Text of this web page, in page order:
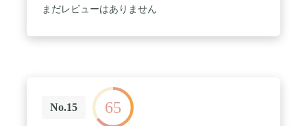
が含まれています。 / FlyteFoamミッドソールテクノ
障を軽減します。
まだレビューはありません
No.15 65